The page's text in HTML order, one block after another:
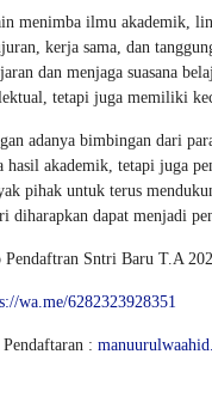
menimba ilmu akademik,
kerja sama, dan
dan menjaga suasana
tetapi juga memiliki
adanya bimbingan dari
hasil akademik, tetapi juga
pihak untuk terus
diharapkan dapat menjadi
Sntri Baru T.A
wa.me/6282323928351
: